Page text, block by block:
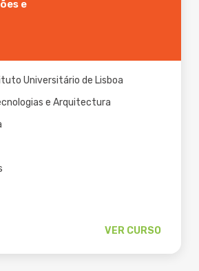
e
Universitário de Lisboa
e Arquitectura
VER CURSO